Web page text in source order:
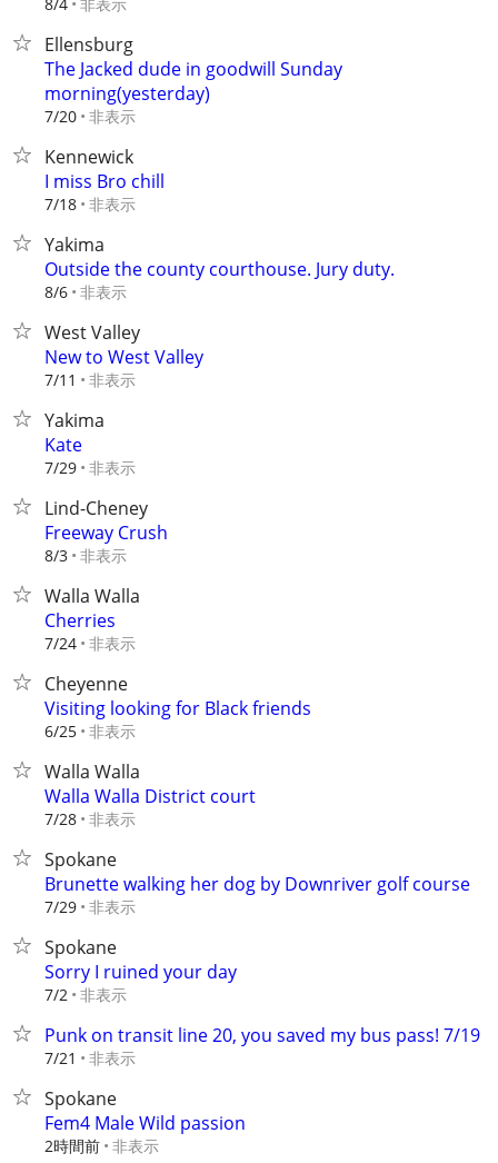
Ellensburg
The Jacked dude in goodwill Sunday
morning(yesterday)
7/20 非表示
Kennewick
I miss Bro chill
7/18 非表示
Yakima
Outside the county courthouse. Jury duty.
8/6 非表示
West Valley
New to West Valley
7/11 非表示
Yakima
Kate
7/29 非表示
Lind-Cheney
Freeway Crush
8/3 非表示
Walla Walla
Cherries
7/24 非表示
Cheyenne
Visiting looking for Black friends
6/25 非表示
Walla Walla
Walla Walla District court
7/28 非表示
Spokane
Brunette walking her dog by Downriver golf course
7/29 非表示
Spokane
Sorry I ruined your day
7/2 非表示
Punk on transit line 20, you saved my bus pass! 7/19
7/21 非表示
Spokane
Fem4 Male Wild passion
2時間前 非表示